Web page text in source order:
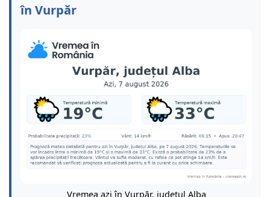
în Vurpăr
Vremea azi în Vurpăr, județul Alba